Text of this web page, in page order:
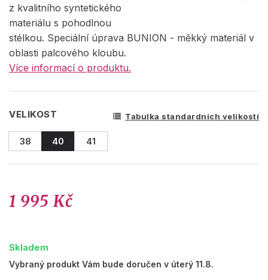
z kvalitního syntetického
materiálu s pohodlnou
stélkou. Speciální úprava BUNION - měkký materiál v
oblasti palcového kloubu.
Více informací o produktu.
VELIKOST Tabulka standardních velikostí
38 40 41
1 995 Kč
Skladem
Vybraný produkt Vám bude doručen v úterý 11.8.